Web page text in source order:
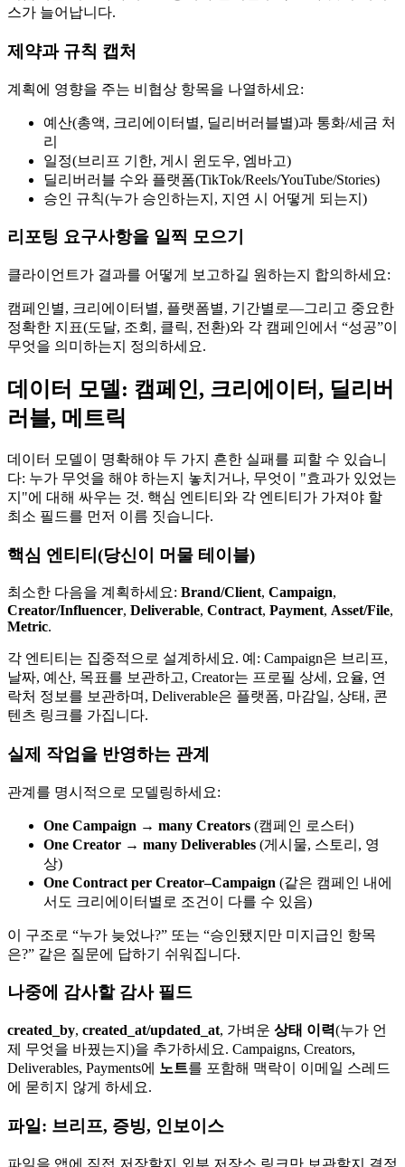
스가 늘어납니다.
제약과 규칙 캡처
계획에 영향을 주는 비협상 항목을 나열하세요:
예산(총액, 크리에이터별, 딜리버러블별)과 통화/세금 처
리
일정(브리프 기한, 게시 윈도우, 엠바고)
딜리버러블 수와 플랫폼(TikTok/Reels/YouTube/Stories)
승인 규칙(누가 승인하는지, 지연 시 어떻게 되는지)
리포팅 요구사항을 일찍 모으기
클라이언트가 결과를 어떻게 보고하길 원하는지 합의하세요:
캠페인별, 크리에이터별, 플랫폼별, 기간별로—그리고 중요한
정확한 지표(도달, 조회, 클릭, 전환)와 각 캠페인에서 “성공”이
무엇을 의미하는지 정의하세요.
데이터 모델: 캠페인, 크리에이터, 딜리버
러블, 메트릭
데이터 모델이 명확해야 두 가지 흔한 실패를 피할 수 있습니
다: 누가 무엇을 해야 하는지 놓치거나, 무엇이 "효과가 있었는
지"에 대해 싸우는 것. 핵심 엔티티와 각 엔티티가 가져야 할
최소 필드를 먼저 이름 짓습니다.
핵심 엔티티(당신이 머물 테이블)
최소한 다음을 계획하세요: Brand/Client, Campaign,
Creator/Influencer, Deliverable, Contract, Payment, Asset/File,
Metric.
각 엔티티는 집중적으로 설계하세요. 예: Campaign은 브리프,
날짜, 예산, 목표를 보관하고, Creator는 프로필 상세, 요율, 연
락처 정보를 보관하며, Deliverable은 플랫폼, 마감일, 상태, 콘
텐츠 링크를 가집니다.
실제 작업을 반영하는 관계
관계를 명시적으로 모델링하세요:
One Campaign → many Creators (캠페인 로스터)
One Creator → many Deliverables (게시물, 스토리, 영
상)
One Contract per Creator–Campaign (같은 캠페인 내에
서도 크리에이터별로 조건이 다를 수 있음)
이 구조로 “누가 늦었나?” 또는 “승인됐지만 미지급인 항목
은?” 같은 질문에 답하기 쉬워집니다.
나중에 감사할 감사 필드
created_by, created_at/updated_at, 가벼운 상태 이력(누가 언
제 무엇을 바꿨는지)을 추가하세요. Campaigns, Creators,
Deliverables, Payments에 노트를 포함해 맥락이 이메일 스레드
에 묻히지 않게 하세요.
파일: 브리프, 증빙, 인보이스
파일을 앱에 직접 저장할지 외부 저장소 링크만 보관할지 결정